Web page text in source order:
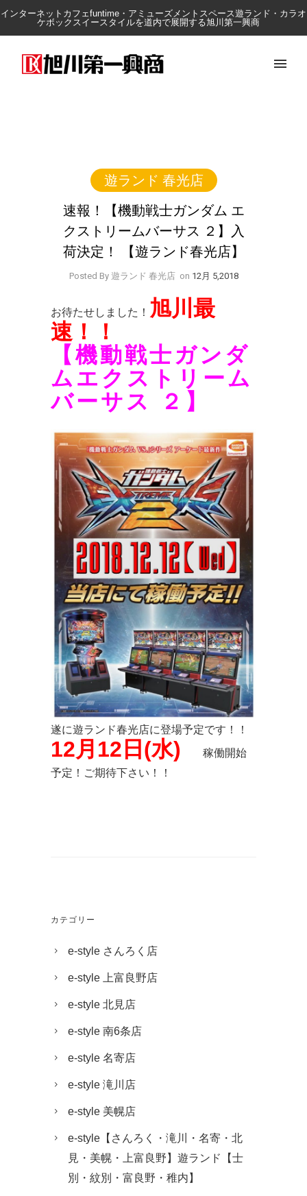
インターネットカフェfuntime・アミューズメントスペース遊ランド・カラオ
ケボックスイースタイルを道内で展開する旭川第一興商
遊ランド 春光店
速報！【機動戦士ガンダム エ
クストリームバーサス ２】入
荷決定！ 【遊ランド春光店】
Posted By 遊ランド 春光店 on 12月 5,2018
お待たせしました！ 旭川最
速！！
【機動戦士ガンダ
ムエクストリーム
バーサス ２】
遂に遊ランド春光店に登場予定です！！
12月12日(水)
稼働開始
予定！ご期待下さい！！
カテゴリー
e-style さんろく店
e-style 上富良野店
e-style 北見店
e-style 南6条店
e-style 名寄店
e-style 滝川店
e-style 美幌店
e-style【さんろく・滝川・名寄・北
見・美幌・上富良野】遊ランド【士
別・紋別・富良野・稚内】